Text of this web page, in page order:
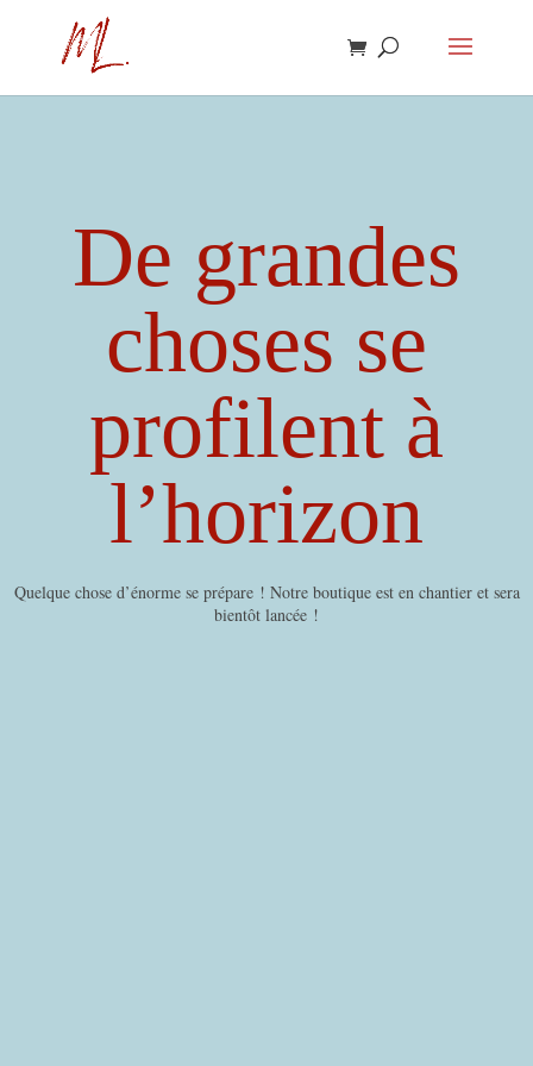
De grandes
choses se
profilent à
l’horizon
Quelque chose d’énorme se prépare ! Notre boutique est en chantier et sera
bientôt lancée !